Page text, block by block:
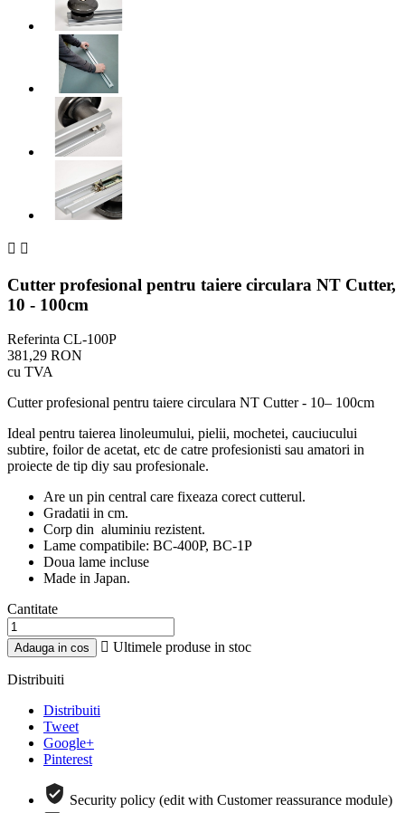
 
Cutter profesional pentru taiere circulara NT Cutter,
10 - 100cm
Referinta CL-100P
381,29 RON
cu TVA
Cutter profesional pentru taiere circulara NT Cutter - 10– 100cm
Ideal pentru taierea linoleumului, pielii, mochetei, cauciucului
subtire, foilor de acetat, etc de catre profesionisti sau amatori in
proiecte de tip diy sau profesionale.
Are un pin central care fixeaza corect cutterul.
Gradatii in cm.
Corp din aluminiu rezistent.
Lame compatibile: BC-400P, BC-1P
Doua lame incluse
Made in Japan.
Cantitate
Adauga in cos  Ultimele produse in stoc
Distribuiti
Distribuiti
Tweet
Google+
Pinterest
Security policy (edit with Customer reassurance module)